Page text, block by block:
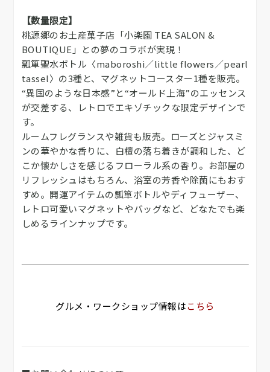
【数量限定】
桃源郷のお土産菓子店「小楽園 TEA SALON &
BOUTIQUE」との夢のコラボが実現！
瓢箪聖水ボトル〈maboroshi／little flowers／pearl
tassel〉の3種と、マグネットコースター1種を販売。
“異国のような日本感”と“オールド上海”のエッセンス
が交差する、レトロでエキゾチックな限定デザインで
す。
ルームフレグランスや雑貨も販売。ローズとジャスミ
ンの華やかな香りに、白檀の落ち着きが調和した、ど
こか懐かしさを感じるフローラル系の香り。お部屋の
リフレッシュはもちろん、浴室の芳香や除菌にもおす
すめ。開運アイテムの瓢箪ボトルやディフューザー、
レトロ可愛いマグネットやバッグなど、どなたでも楽
しめるラインナップです。
グルメ・ワークショップ情報はこちら